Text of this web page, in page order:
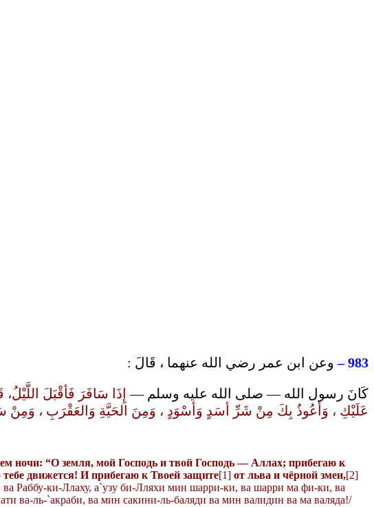
983 – وعن ابن عمر رضي الله عنهما ، قَالَ :
كَانَ رسول الله — صلى الله عليه وسلم —إِذَا سَافَرَ فَأقْبَلَ
عَلَيْكِ ، وَأعُوذُ بِكَ مِنْ شَرِّ أسَدٍ وَأسْوَدٍ ، وَمِنَ الحَيَّةِ وَالعَقْرَبِ ، وَمِنْ
ночи: “О земля, мой Господь и твой Господь — Аллах; прибегаю к
тебе движется! И прибегаю к Твоей защите[1] от льва и чёрной змеи,[2]
ва Раббу-ки-Ллаху, а`узу би-Лляхи мин шарри-ки, ва шарри ма фи-ки, ва
ва-ль-`акраби, ва мин сакини-ль-баляди ва мин валидин ва ма валяда!/